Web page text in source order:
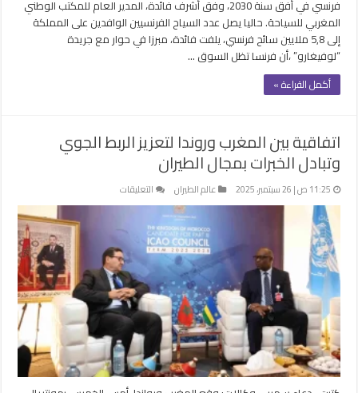
فرنسي في أفق سنة 2030، وفق أشرف فائدة، المدير العام للمكتب الوطني
المغربي للسياحة. حاليا يصل عدد السياح الفرنسيين الوافدين على المملكة
إلى 5,8 ملايين سائح فرنسي، يلفت فائدة، مبرزا في حوار مع جريدة
“لوفيغارو” ،أن فرنسا تظل السوق …
أكمل القراءة »
اتفاقية بين المغرب وروندا لتعزيز الربط الجوي
وتبادل الخبرات بمجال الطيران
11:25 ص | 26 سبتمبر، 2025 عالم الطيران التعليقات
اتفاقية
وروندا
لتعزيز
الربط
الجوي
وتبادل
الخبرات
بمجال
الطيران
مغلقة